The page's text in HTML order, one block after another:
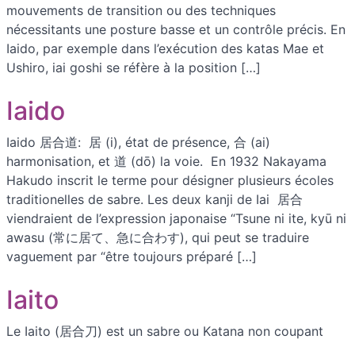
mouvements de transition ou des techniques
nécessitants une posture basse et un contrôle précis. En
Iaido, par exemple dans l’exécution des katas Mae et
Ushiro, iai goshi se réfère à la position […]
Iaido
Iaido 居合道: 居 (i), état de présence, 合 (ai)
harmonisation, et 道 (dō) la voie. En 1932 Nakayama
Hakudo inscrit le terme pour désigner plusieurs écoles
traditionelles de sabre. Les deux kanji de Iai 居合
viendraient de l’expression japonaise “Tsune ni ite, kyū ni
awasu (常に居て、急に合わす), qui peut se traduire
vaguement par “être toujours préparé […]
Iaito
Le Iaito (居合刀) est un sabre ou Katana non coupant